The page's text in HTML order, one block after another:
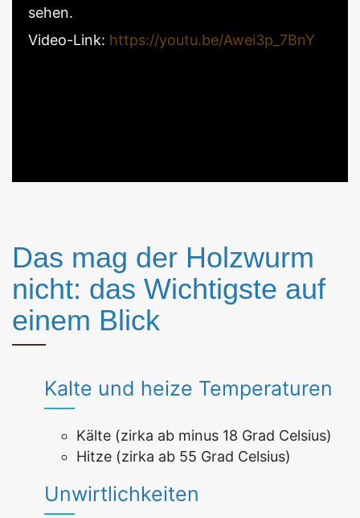
sehen.
Video-Link: https://youtu.be/Awei3p_7BnY
Das mag der Holzwurm
nicht: das Wichtigste auf
einem Blick
Kalte und heize Temperaturen
Kälte (zirka ab minus 18 Grad Celsius)
Hitze (zirka ab 55 Grad Celsius)
Unwirtlichkeiten